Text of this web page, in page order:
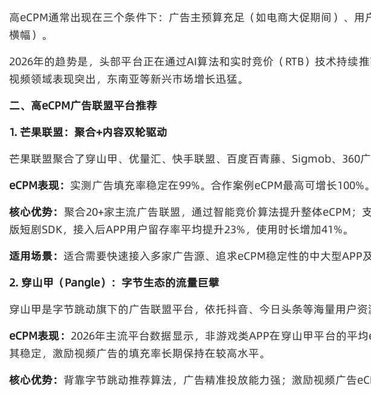
高eCPM通常出现在三个条件下：广告主预算充足（如电商大促期间）、
横幅）。
2026年的趋势是，头部平台正在通过AI算法和实时竞价（RTB）技术持续
视频领域表现突出，东南亚等新兴市场增长迅猛。
二、高eCPM广告联盟平台推荐
1. 芒果联盟：聚合+内容双轮驱动
芒果联盟聚合了穿山甲、优量汇、快手联盟、百度百青藤、Sigmob、360
eCPM表现： 实测广告填充率稳定在99%。合作案例eCPM最高可增长
核心优势： 聚合20+家主流广告联盟，通过智能竞价算法提升整体eCPM
版短剧SDK，接入后APP用户留存率平均提升23%，使用时长增加41%。
适用场景： 适合需要快速接入多家广告源、追求eCPM稳定性的中大型APP
2. 穿山甲（Pangle）：字节生态的流量巨擘
穿山甲是字节跳动旗下的广告联盟平台，依托抖音、今日头条等海量用户
eCPM表现： 2026年主流平台数据显示，非游戏类APP在穿山甲平台的平
其稳定，激励视频广告的填充率长期保持在较高水平。
核心优势： 背靠字节跳动推荐算法，广告精准投放能力强；激励视频广告